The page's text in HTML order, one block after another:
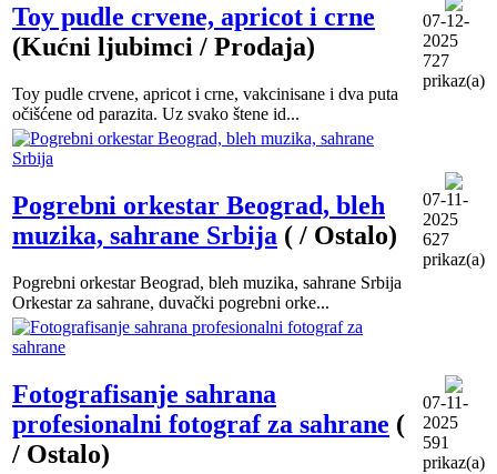
Toy pudle crvene, apricot i crne
(Kućni ljubimci / Prodaja)
Toy pudle crvene, apricot i crne, vakcinisane i dva puta
očišćene od parazita. Uz svako štene id...
07-12-
2025
727
prikaz(a)
Pogrebni orkestar Beograd, bleh
muzika, sahrane Srbija ( / Ostalo)
Pogrebni orkestar Beograd, bleh muzika, sahrane Srbija
Orkestar za sahrane, duvački pogrebni orke...
07-11-
2025
627
prikaz(a)
Fotografisanje sahrana
profesionalni fotograf za sahrane (
/ Ostalo)
07-11-
2025
591
prikaz(a)